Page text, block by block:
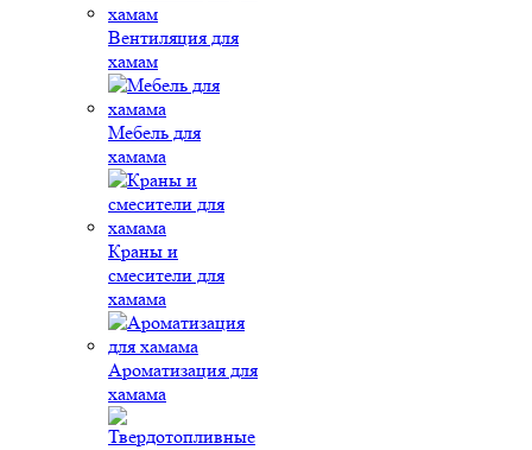
Вентиляция для
хамам
Мебель для
хамама
Краны и
смесители для
хамама
Ароматизация для
хамама